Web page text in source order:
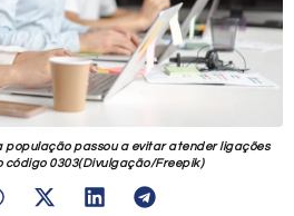
população passou a evitar atender ligações
código 0303(Divulgação/Freepik)